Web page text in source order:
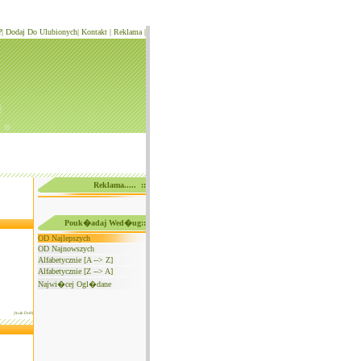
| Dodaj Do Ulubionych| Kontakt | Reklama |
|Arab Drift|
Reklama..... ::
Pouk�adaj Wed�ug::
OD Najlepszych
OD Najnowszych
Alfabetycznie [A --> Z]
Alfabetycznie [Z --> A]
Najwi�cej Ogl�dane